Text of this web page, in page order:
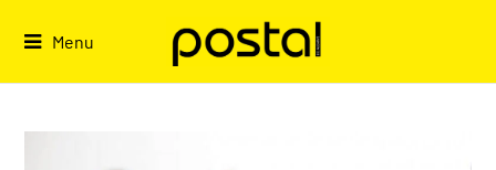
Menu